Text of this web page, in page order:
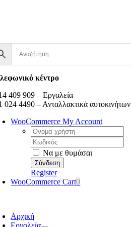
κέντρο
409 909 – Εργαλεία
024 4490 – Ανταλλακτικά αυτοκινήτων
WooCommerce My Account
Username:
Κωδικός:
Να με θυμάσαι
Register
WooCommerce Cart0
Αρχική
Εργαλεία